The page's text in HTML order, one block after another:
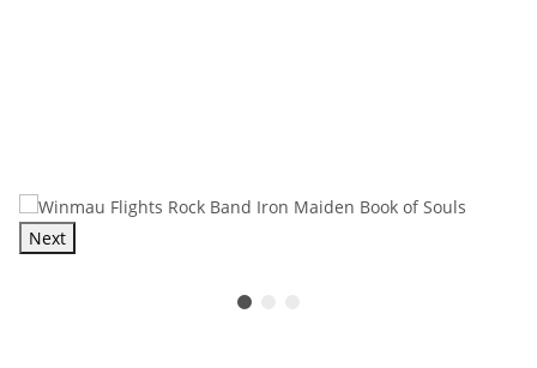
Next